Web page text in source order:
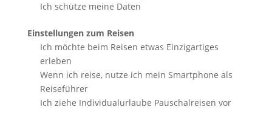
Ich schütze meine Daten
Einstellungen zum Reisen
Ich möchte beim Reisen etwas Einzigartiges
erleben
Wenn ich reise, nutze ich mein Smartphone als
Reiseführer
Ich ziehe Individualurlaube Pauschalreisen vor